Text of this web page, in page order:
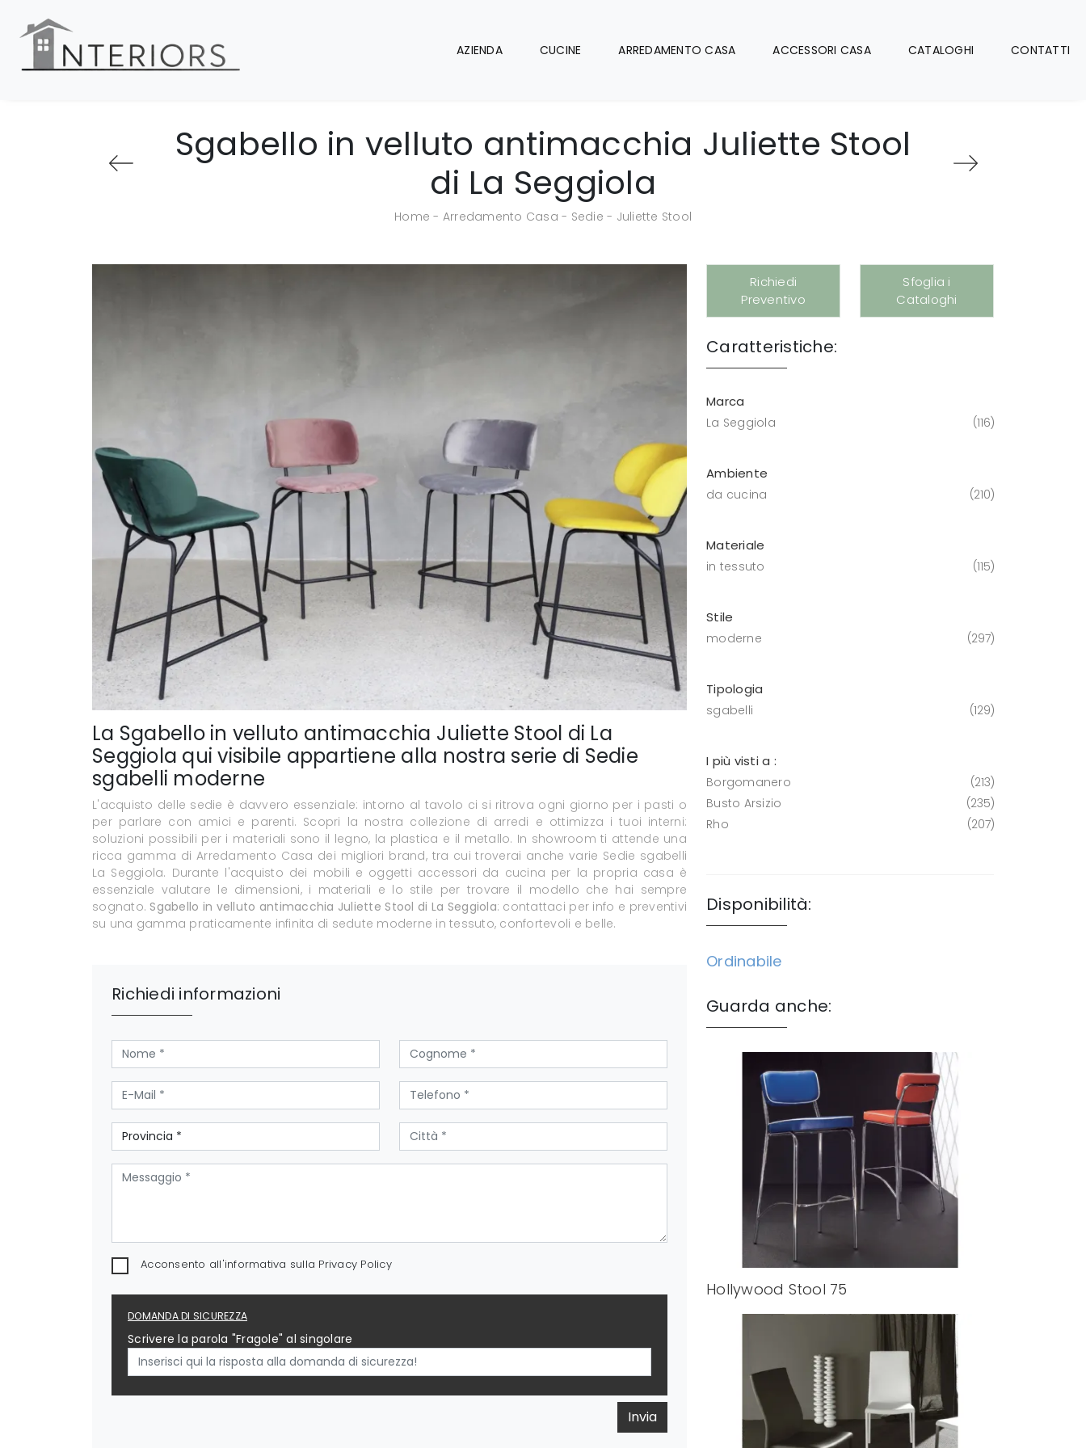
AZIENDA CUCINE ARREDAMENTO CASA ACCESSORI CASA CATALOGHI CONTATTI
Sgabello in velluto antimacchia Juliette Stool
di La Seggiola
Home - Arredamento Casa - Sedie - Juliette Stool
La Sgabello in velluto antimacchia Juliette Stool di La
Seggiola qui visibile appartiene alla nostra serie di Sedie
sgabelli moderne
L'acquisto delle sedie è davvero essenziale: intorno al tavolo ci si ritrova ogni giorno per i pasti o
per parlare con amici e parenti. Scopri la nostra collezione di arredi e ottimizza i tuoi interni:
soluzioni possibili per i materiali sono il legno, la plastica e il metallo. In showroom ti attende una
ricca gamma di Arredamento Casa dei migliori brand, tra cui troverai anche varie Sedie sgabelli
La Seggiola. Durante l'acquisto dei mobili e oggetti accessori da cucina per la propria casa è
essenziale valutare le dimensioni, i materiali e lo stile per trovare il modello che hai sempre
sognato. Sgabello in velluto antimacchia Juliette Stool di La Seggiola: contattaci per info e preventivi
su una gamma praticamente infinita di sedute moderne in tessuto, confortevoli e belle.
Richiedi informazioni
Acconsento all'informativa sulla Privacy Policy
DOMANDA DI SICUREZZA
Scrivere la parola "Fragole" al singolare
Invia
Richiedi
Preventivo
Sfoglia i
Cataloghi
Caratteristiche:
Marca
La Seggiola 116
Ambiente
da cucina 210
Materiale
in tessuto 115
Stile
moderne 297
Tipologia
sgabelli 129
I più visti a :
Borgomanero
213
Busto Arsizio
235
Rho
207
Disponibilità:
Ordinabile
Guarda anche:
Hollywood Stool 75